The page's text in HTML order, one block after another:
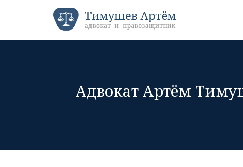
Адвокат Артём